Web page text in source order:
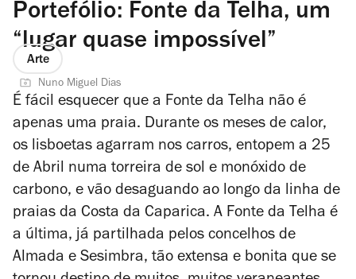
Portefólio: Fonte da Telha, um
“lugar quase impossível”
Arte
Nuno Miguel Dias
É fácil esquecer que a Fonte da Telha não é
apenas uma praia. Durante os meses de calor,
os lisboetas agarram nos carros, entopem a 25
de Abril numa torreira de sol e monóxido de
carbono, e vão desaguando ao longo da linha de
praias da Costa da Caparica. A Fonte da Telha é
a última, já partilhada pelos concelhos de
Almada e Sesimbra, tão extensa e bonita que se